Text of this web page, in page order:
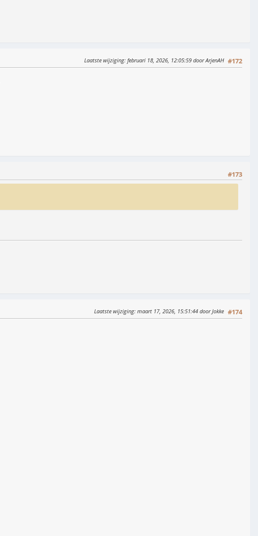
#172
Laatste wijziging: februari 18, 2026, 12:05:59 door ArjenAH
#173
#174
Laatste wijziging: maart 17, 2026, 15:51:44 door Jokke